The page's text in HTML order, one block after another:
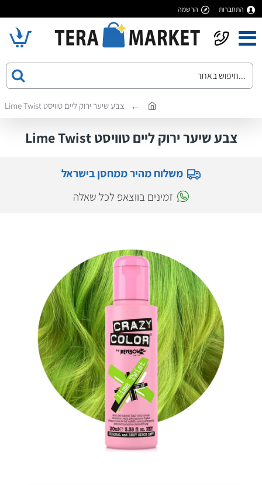
התחברות הרשמה
צבע שיער ירוק ליים טוויסט Lime Twist
צבע שיער ירוק ליים טוויסט Lime Twist
משלוח מהיר ממחסן בישראל
זמינים בווצאפ לכל שאלה